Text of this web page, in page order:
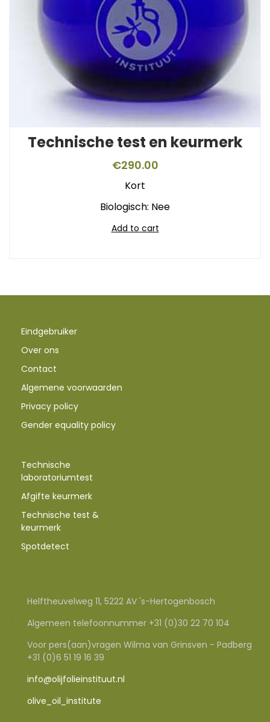
Technische test en keurmerk
€290.00
Kort
Biologisch: Nee
Add to cart
Eindgebruiker
Over ons
Contact
Algemene voorwaarden
Privacy policy
Gender equality policy
Technische
laboratoriumtest
Afgifte keurmerk
Technische test &
keurmerk
Spotdetect
Helftheuvelweg 11, 5222 AV 's-Hertogenbosch
Algemeen telefoonnummer +31 (0)30 22 70 104
Voor pers(aan)vragen Wilma van Grinsven - Padberg
+31 (0)6 51 19 16 39
info@olijfolieinstituut.nl
olive_oil_institute